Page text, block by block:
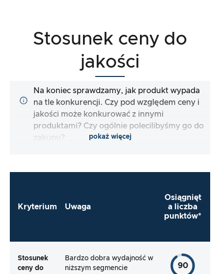
Stosunek ceny do
jakości
Na koniec sprawdzamy, jak produkt wypada
na tle konkurencji. Czy pod względem ceny i
jakości może konkurować z innymi
produktami? Czy ogólnie polecilibyśmy go do
zakupu?
pokaż więcej
Kryterium Uwaga
Osiągnięt
a liczba
punktów*
Stosunek
ceny do
Bardzo dobra wydajność w
niższym segmencie
90